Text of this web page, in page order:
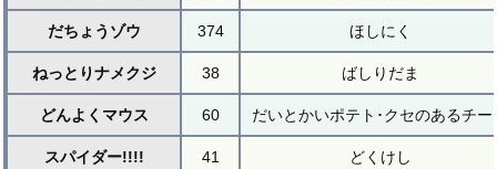
だちょうゾウ 374 ほしにく
ねっとりナメクジ 38 ばしりだま
どんよくマウス 60 だいとかいポテト･クセのあるチー
スパイダー!!!! 41 どくけし